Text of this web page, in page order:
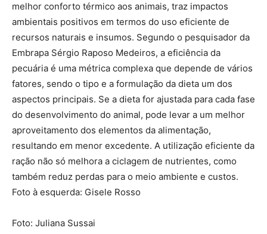
melhor conforto térmico aos animais, traz impactos
ambientais positivos em termos do uso eficiente de
recursos naturais e insumos. Segundo o pesquisador da
Embrapa Sérgio Raposo Medeiros, a eficiência da
pecuária é uma métrica complexa que depende de vários
fatores, sendo o tipo e a formulação da dieta um dos
aspectos principais. Se a dieta for ajustada para cada fase
do desenvolvimento do animal, pode levar a um melhor
aproveitamento dos elementos da alimentação,
resultando em menor excedente. A utilização eficiente da
ração não só melhora a ciclagem de nutrientes, como
também reduz perdas para o meio ambiente e custos.
Foto à esquerda: Gisele Rosso
Foto: Juliana Sussai